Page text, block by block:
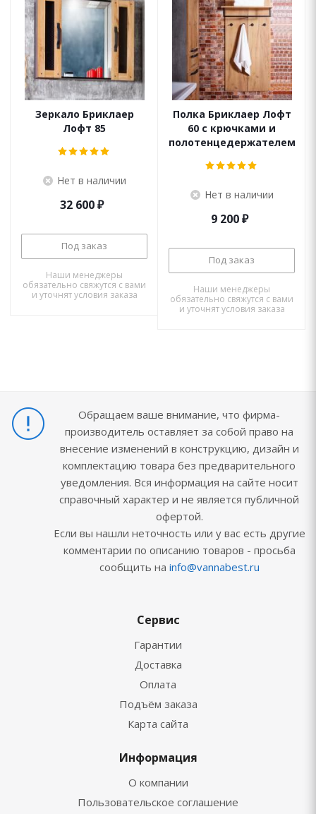
Зеркало Бриклаер
Лофт 85
Нет в наличии
32 600₽
Под заказ
Наши менеджеры
обязательно свяжутся с вами
и уточнят условия заказа
Полка Бриклаер Лофт
60 с крючками и
полотенцедержателем
Нет в наличии
9 200₽
Под заказ
Наши менеджеры
обязательно свяжутся с вами
и уточнят условия заказа
Обращаем ваше внимание, что фирма-
производитель оставляет за собой право на
внесение изменений в конструкцию, дизайн и
комплектацию товара без предварительного
уведомления. Вся информация на сайте носит
справочный характер и не является публичной
офертой.
Если вы нашли неточность или у вас есть другие
комментарии по описанию товаров - просьба
сообщить на info@vannabest.ru
Сервис
Гарантии
Доставка
Оплата
Подъём заказа
Карта сайта
Информация
О компании
Пользовательское соглашение